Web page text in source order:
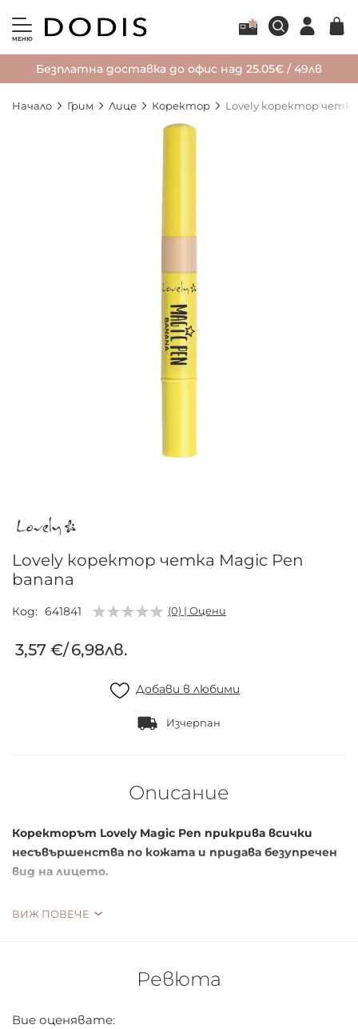
МЕНЮ
Безплатна доставка до офис над 25.05€ / 49лв
Начало Грим Лице Коректор Lovely коректор
на
със
снимки
Lovely коректор четка Magic Pen
banana
Код 641841 (0) | Оцени
3,57 €/6,98лв.
Добави в любими
Изчерпан
Описание
Коректорът Lovely Magic Pen прикрива всички
несъвършенства по кожата и придава безупречен
вид на лицето.
върху засегнатата зона.
ВИЖ ПОВЕЧЕ
Ревюта
Вие оценявате: